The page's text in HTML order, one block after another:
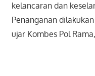
kelancaran dan
Penanganan
ujar Kombes Pol